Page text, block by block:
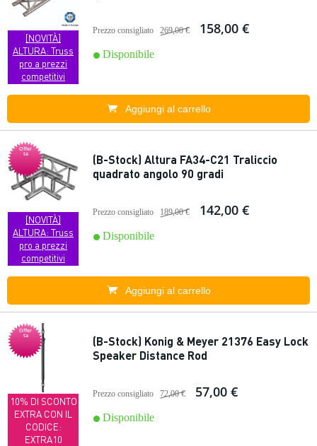
[NOVITÀ]
ALTURA: Truss
pro a prezzi
competitivi
Prezzo consigliato 269,00 € 158,00 €
Disponibile
Aggiungi al carrello
Offer
ta
[NOVITÀ]
ALTURA: Truss
pro a prezzi
competitivi
(B-Stock) Altura FA34-C21 Traliccio
quadrato angolo 90 gradi
Prezzo consigliato 189,00 € 142,00 €
Disponibile
Aggiungi al carrello
Offer
ta
10% DI SCONTO
EXTRA CON IL
CODICE:
EXTRA10
(B-Stock) Konig & Meyer 21376 Easy Lock
Speaker Distance Rod
Prezzo consigliato 72,00 € 57,00 €
Disponibile